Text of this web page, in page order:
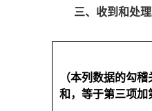
三、收到和处
（本列数据的勾
和，等于第三项加